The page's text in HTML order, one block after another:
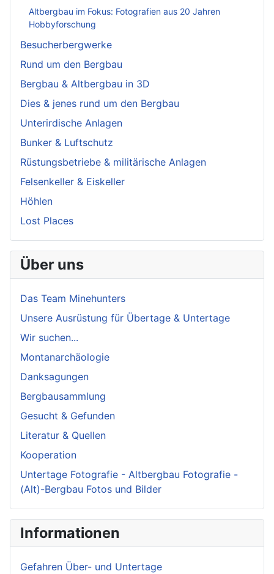
Altbergbau im Fokus: Fotografien aus 20 Jahren
Hobbyforschung
Besucherbergwerke
Rund um den Bergbau
Bergbau & Altbergbau in 3D
Dies & jenes rund um den Bergbau
Unterirdische Anlagen
Bunker & Luftschutz
Rüstungsbetriebe & militärische Anlagen
Felsenkeller & Eiskeller
Höhlen
Lost Places
Über uns
Das Team Minehunters
Unsere Ausrüstung für Übertage & Untertage
Wir suchen...
Montanarchäologie
Danksagungen
Bergbausammlung
Gesucht & Gefunden
Literatur & Quellen
Kooperation
Untertage Fotografie - Altbergbau Fotografie -
(Alt)-Bergbau Fotos und Bilder
Informationen
Gefahren Über- und Untertage